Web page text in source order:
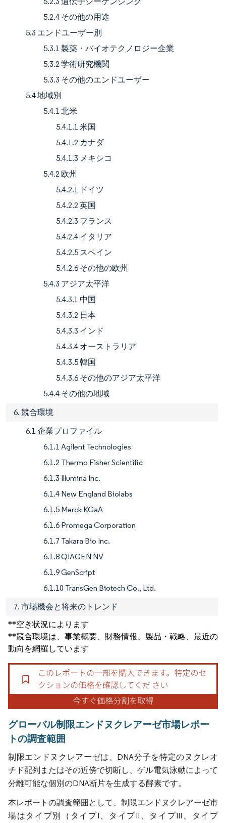
5.2.4 その他の用途
5.3 エンドユーザー別
5.3.1 製薬・バイオテクノロジー企業
5.3.2 学術研究機関
5.3.3 その他のエンドユーザー
5.4 地域別
5.4.1 北米
5.4.1.1 米国
5.4.1.2 カナダ
5.4.1.3 メキシコ
5.4.2 欧州
5.4.2.1 ドイツ
5.4.2.2 英国
5.4.2.3 フランス
5.4.2.4 イタリア
5.4.2.5 スペイン
5.4.2.6 その他の欧州
5.4.3 アジア太平洋
5.4.3.1 中国
5.4.3.2 日本
5.4.3.3 インド
5.4.3.4 オーストラリア
5.4.3.5 韓国
5.4.3.6 その他のアジア太平洋
5.4.4 その他の地域
6. 競合環境
6.1 企業プロファイル
6.1.1 Agilent Technologies
6.1.2 Thermo Fisher Scientific
6.1.3 Illumina Inc.
6.1.4 New England Biolabs
6.1.5 Merck KGaA
6.1.6 Promega Corporation
6.1.7 Takara Bio Inc.
6.1.8 QIAGEN NV
6.1.9 GenScript
6.1.10 TransGen Biotech Co., Ltd.
7. 市場機会と将来のトレンド
**空き状況によります
**競合環境は、事業概要、財務情報、製品・戦略、最近の
動向を網羅しています
グローバル制限エンドヌクレアーゼ市場レポー
トの調査範囲
制限エンドヌクレアーゼは、DNA分子を特定のヌクレオ
チド配列またはその近傍で切断し、ゲル電気泳動によって
分離可能な個別のDNA断片を生成する酵素です。
本レポートの調査範囲として、制限エンドヌクレアーゼ市
場はタイプ別（タイプI、タイプII、タイプIII、タイプ